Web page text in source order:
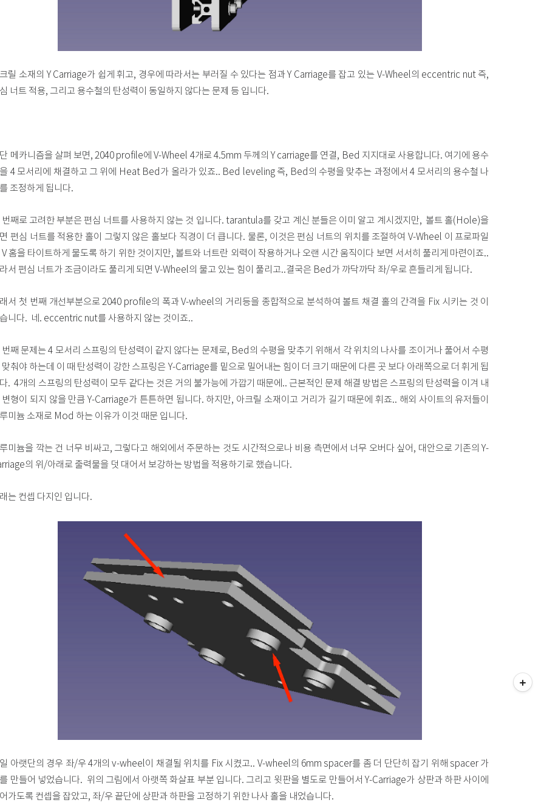
릴 소재의 Y Carriage가 쉽게 휘고, 경우에 따라서는 부러질 수 있다는 점과 Y Carriage를 잡고 있는 V-Wheel의 eccentric nut 즉,
너트 적용, 그리고 용수철의 탄성력이 동일하지 않다는 문제 등 입니다.
메카니즘을 살펴 보면, 2040 profile에 V-Wheel 4개로 4.5mm 두께의 Y carriage를 연결, Bed 지지대로 사용합니다. 여기에 용수
4 모서리에 채결하고 그 위에 Heat Bed가 올라가 있죠.. Bed leveling 즉, Bed의 수평을 맞추는 과정에서 4 모서리의 용수철 나
조정하게 됩니다.
번째로 고려한 부분은 편심 너트를 사용하지 않는 것 입니다. tarantula를 갖고 계신 분들은 이미 알고 계시겠지만, 볼트 홀(Hole)을
편심 너트를 적용한 홀이 그렇지 않은 홀보다 직경이 더 큽니다. 물론, 이것은 편심 너트의 위치를 조절하여 V-Wheel 이 프로파일
V 홈을 타이트하게 물도록 하기 위한 것이지만, 볼트와 너트란 외력이 작용하거나 오랜 시간 움직이다 보면 서서히 풀리게 마련이죠..
서 편심 너트가 조금이라도 풀리게 되면 V-Wheel의 물고 있는 힘이 풀리고..결국은 Bed가 까닥까닥 좌/우로 흔들리게 됩니다.
서 첫 번째 개선부분으로 2040 profile의 폭과 V-wheel의 거리등을 종합적으로 분석하여 볼트 채결 홀의 간격을 Fix 시키는 것 이
니다. 네. eccentric nut를 사용하지 않는 것이죠..
번째 문제는 4 모서리 스프링의 탄성력이 같지 않다는 문제로, Bed의 수평을 맞추기 위해서 각 위치의 나사를 조이거나 풀어서 수평
맞춰야 하는데 이 때 탄성력이 강한 스프링은 Y-Carriage를 밑으로 밀어내는 힘이 더 크기 때문에 다른 곳 보다 아래쪽으로 더 휘게 됩
. 4개의 스프링의 탄성력이 모두 같다는 것은 거의 불가능에 가깝기 때문에.. 근본적인 문제 해결 방법은 스프링의 탄성력을 이겨 내
변형이 되지 않을 만큼 Y-Carriage가 튼튼하면 됩니다. 하지만, 아크릴 소재이고 거리가 길기 때문에 휘죠.. 해외 사이트의 유저들이
미늄 소재로 Mod 하는 이유가 이것 때문 입니다.
미늄을 깍는 건 너무 비싸고, 그렇다고 해외에서 주문하는 것도 시간적으로나 비용 측면에서 너무 오버다 싶어, 대안으로 기존의 Y-
의 위/아래로 출력물을 덧 대어서 보강하는 방법을 적용하기로 했습니다.
는 컨셉 다지인 입니다.
아랫단의 경우 좌/우 4개의 v-wheel이 채결될 위치를 Fix 시켰고.. V-wheel의 6mm spacer를 좀 더 단단히 잡기 위해 spacer 가
만들어 넣었습니다. 위의 그림에서 아랫쪽 화살표 부분 입니다. 그리고 윗판을 별도로 만들어서 Y-Carriage가 상판과 하판 사이에
가도록 컨셉을 잡았고, 좌/우 끝단에 상판과 하판을 고정하기 위한 나사 홀을 내었습니다.